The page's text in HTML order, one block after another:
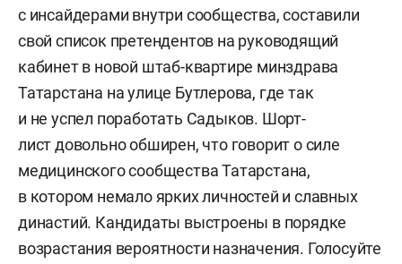
с инсайдерами внутри сообщества, составили
свой список претендентов на руководящий
кабинет в новой штаб-квартире минздрава
Татарстана на улице Бутлерова, где так
и не успел поработать Садыков. Шорт-
лист довольно обширен, что говорит о силе
медицинского сообщества Татарстана,
в котором немало ярких личностей и славных
династий. Кандидаты выстроены в порядке
возрастания вероятности назначения. Голосуйте